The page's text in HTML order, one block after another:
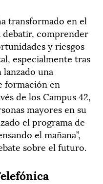
transformado en el
comprender
y riesgos
especialmente tras
lanzado una
formación en
de los Campus 42,
mayores en su
el programa de
el mañana”,
sobre el futuro.